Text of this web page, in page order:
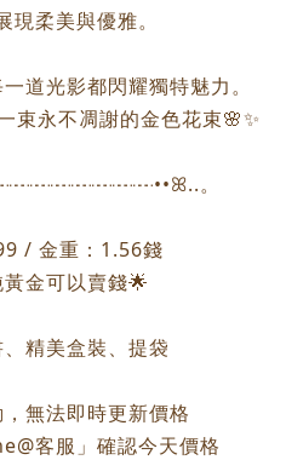
現柔美與優雅。
道光影都閃耀獨特魅力。
束永不凋謝的金色花束🌸✨
。
/ 金重：1.56錢
金可以賣錢🌟
精美盒裝、提袋
無法即時更新價格
客服」確認今天價格